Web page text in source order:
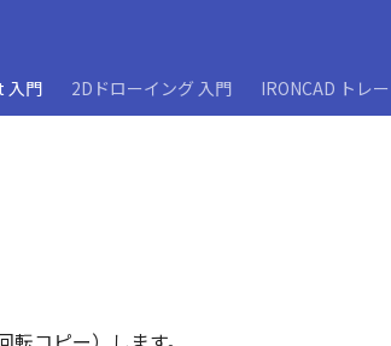
入門 2Dドローイング 入門 IRONCAD トレ